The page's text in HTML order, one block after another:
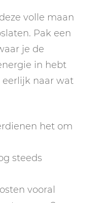
volle maan
Pak een
je de
in hebt
eerlijk naar wat
het om
steeds
vooral